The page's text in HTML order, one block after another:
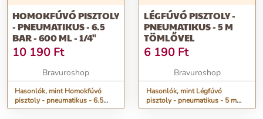
HOMOKFÚVÓ PISZTOLY
- PNEUMATIKUS - 6.5
BAR - 600 ML - 1/4"
10 190 Ft
Bravuroshop
Hasonlók, mint Homokfúvó
pisztoly - pneumatikus - 6.5
BAR - 600 ml - 1/4"
LÉGFÚVÓ PISZTOLY -
PNEUMATIKUS - 5 M
TÖMLŐVEL
6 190 Ft
Bravuroshop
Hasonlók, mint Légfúvó
pisztoly - pneumatikus - 5 m
tömlővel